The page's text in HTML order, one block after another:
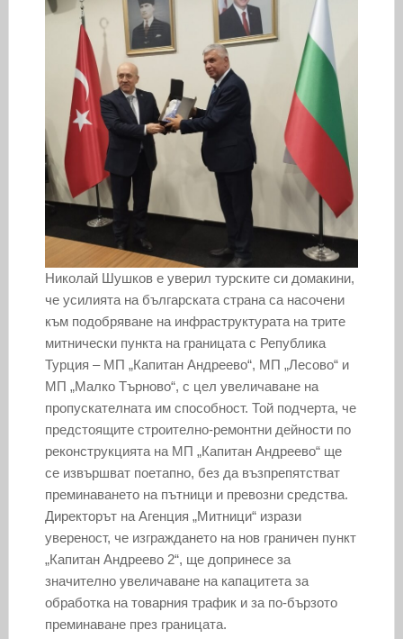
Николай Шушков е уверил турските си домакини,
че усилията на българската страна са насочени
към подобряване на инфраструктурата на трите
митнически пункта на границата с Република
Турция – МП „Капитан Андреево“, МП „Лесово“ и
МП „Малко Търново“, с цел увеличаване на
пропускателната им способност. Той подчерта, че
предстоящите строително-ремонтни дейности по
реконструкцията на МП „Капитан Андреево“ ще
се извършват поетапно, без да възпрепятстват
преминаването на пътници и превозни средства.
Директорът на Агенция „Митници“ изрази
увереност, че изграждането на нов граничен пункт
„Капитан Андреево 2“, ще допринесе за
значително увеличаване на капацитета за
обработка на товарния трафик и за по-бързото
преминаване през границата.